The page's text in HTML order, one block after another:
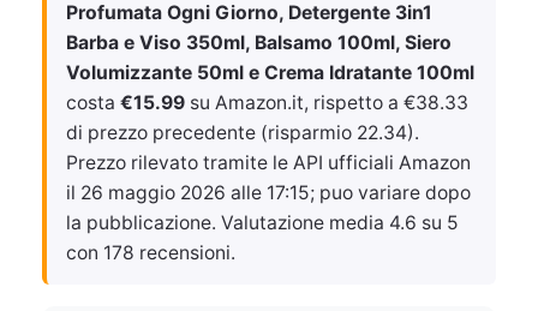
Profumata Ogni Giorno, Detergente 3in1
Barba e Viso 350ml, Balsamo 100ml, Siero
Volumizzante 50ml e Crema Idratante 100ml
costa €15.99 su Amazon.it, rispetto a €38.33
di prezzo precedente (risparmio 22.34).
Prezzo rilevato tramite le API ufficiali Amazon
il 26 maggio 2026 alle 17:15; puo variare dopo
la pubblicazione. Valutazione media 4.6 su 5
con 178 recensioni.